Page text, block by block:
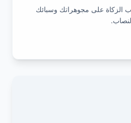
الزكاة على مجوهراتك وسبائك